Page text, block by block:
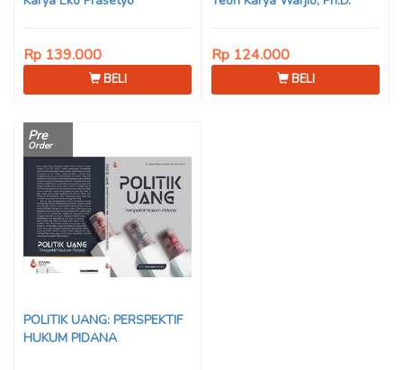
Rp 139.000
BELI
Rp 124.000
BELI
Pre
Order
POLITIK UANG: PERSPEKTIF
HUKUM PIDANA